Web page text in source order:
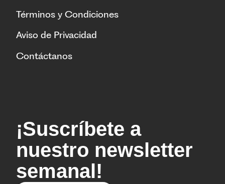
Términos y Condiciones
Aviso de Privacidad
Contáctanos
¡Suscríbete a
nuestro newsletter
semanal!